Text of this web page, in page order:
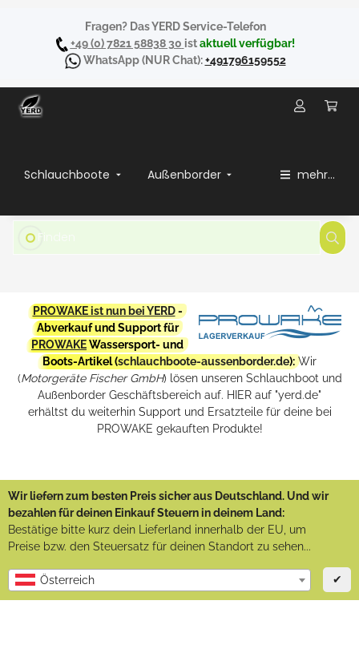
Fragen? Das YERD Service-Telefon
+49 (0) 7821 58838 30 istaktuell verfügbar!
WhatsApp(NUR Chat):+491796159552
Schlauchboote Außenborder mehr...
PROWAKE ist nun bei YERD-
Abverkauf und Support für
PROWAKEWassersport- und
Boots-Artikel (schlauchboote-aussenborder.de): Wir
(Motorgeräte Fischer GmbH) lösen unseren Schlauchboot und
Außenborder Geschäftsbereich auf. HIER auf "yerd.de"
erhältst du weiterhin Support und Ersatzteile für deine bei
PROWAKE gekauften Produkte!
Wir liefern zum besten Preis sicher aus Deutschland. Und wir
bezahlen für deinen Einkauf Steuern in deinem Land:
Bestätige bitte kurz dein Lieferland innerhalb der EU, um
Preise bzw. den Steuersatz für deinen Standort zu sehen...
Österreich ✔